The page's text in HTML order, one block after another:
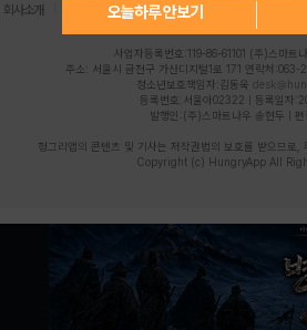
오늘하루 안보기
회사소개 | 개인정보 처리방침
사업자등록번호:119-86-61101 (주)스마트
주소: 서울시 금천구 가산디지털1로 171 연락처
청소년보호책임자:김동욱
등록번호:서울아02322 | 등록일자
발행인:(주)스마트나우 송현두 | 편
헝그리앱의 콘텐츠 및 기사는 저작권법의 보호를 받으므로,
Copyright (c) HungryApp All